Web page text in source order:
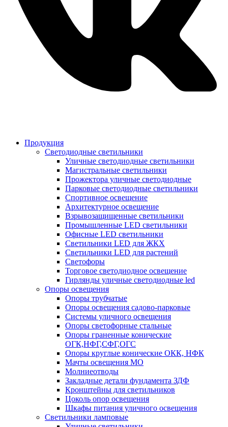
Продукция
Светодиодные светильники
Уличные светодиодные светильники
Магистральные светильники
Прожектора уличные светодиодные
Парковые светодиодные светильники
Спортивное освещение
Архитектурное освещение
Взрывозащищенные светильники
Промышленные LED светильники
Офисные LED светильники
Cветильники LED для ЖКХ
Светильники LED для растений
Светофоры
Торговое светодиодное освещение
Гирлянды уличные светодиодные led
Опоры освещения
Опоры трубчатые
Опоры освещения садово-парковые
Системы уличного освещения
Опоры светофорные стальные
Опоры граненные конические
ОГК,НФГ,СФГ,ОГС
Опоры круглые конические ОКК, НФК
Мачты освещения МО
Молниеотводы
Закладные детали фундамента ЗДФ
Кронштейны для светильников
Цоколь опор освещения
Шкафы питания уличного освещения
Светильники ламповые